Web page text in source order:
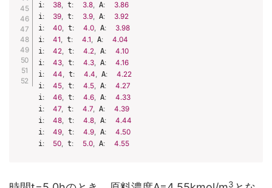
i : 38 t: 3.8 A:
3.86
i : 39 t: 3.9 A:
3.92
i : 40 t: 4.0 A:
3.98
i : 41 t: 4.1 A:
4.04
i : 42 t: 4.2 A:
4.10
i : 43 t: 4.3 A:
4.16
i : 44 t: 4.4 A:
4.22
i : 45 t: 4.5 A:
4.27
i : 46 t: 4.6 A:
4.33
i : 47 t: 4.7 A:
4.39
i : 48 t: 4.8 A:
4.44
i : 49 t: 4.9 A:
4.50
i : 50 t: 5.0 A: 4.55
3